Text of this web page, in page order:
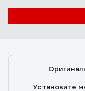
Установите